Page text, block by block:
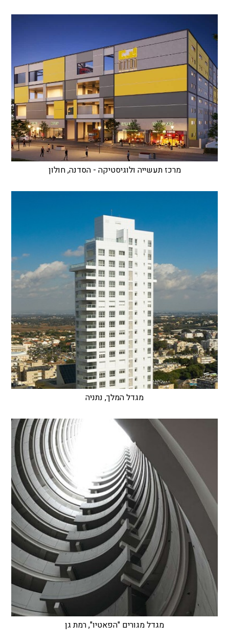
מרכז תעשייה ולוגיסטיקה - הסדנה, חולון
מגדל המלך, נתניה
מגדל מגורים "הפאטיו", רמת גן